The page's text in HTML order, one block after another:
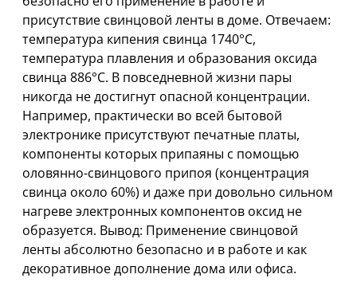
присутствие свинцовой ленты в доме. Отвечаем:
температура кипения свинца 1740°С,
температура плавления и образования оксида
свинца 886°С. В повседневной жизни пары
никогда не достигнут опасной концентрации.
Например, практически во всей бытовой
электронике присутствуют печатные платы,
компоненты которых припаяны с помощью
оловянно-свинцового припоя (концентрация
свинца около 60%) и даже при довольно сильном
нагреве электронных компонентов оксид не
образуется. Вывод: Применение свинцовой
ленты абсолютно безопасно и в работе и как
декоративное дополнение дома или офиса.